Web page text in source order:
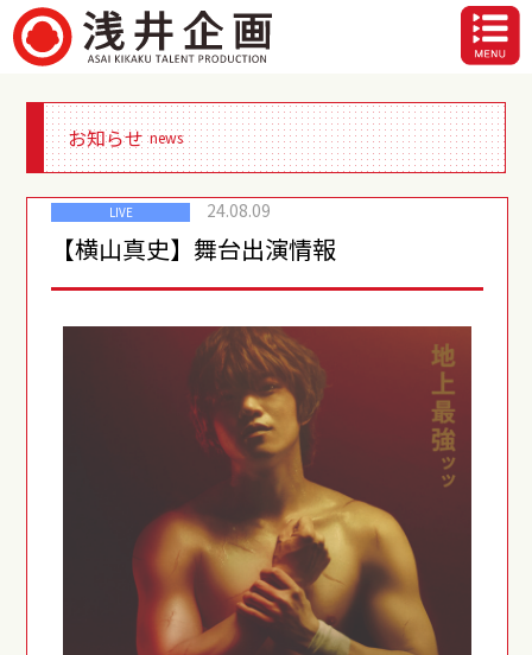
お知らせ news
LIVE 24.08.09
【横山真史】舞台出演情報